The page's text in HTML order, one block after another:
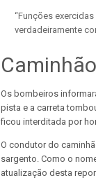
“Funções
verdadeiramente
Os bombeiros
pista e a carreta
ficou interditada por
O condutor do
sargento. Como o
atualização desta